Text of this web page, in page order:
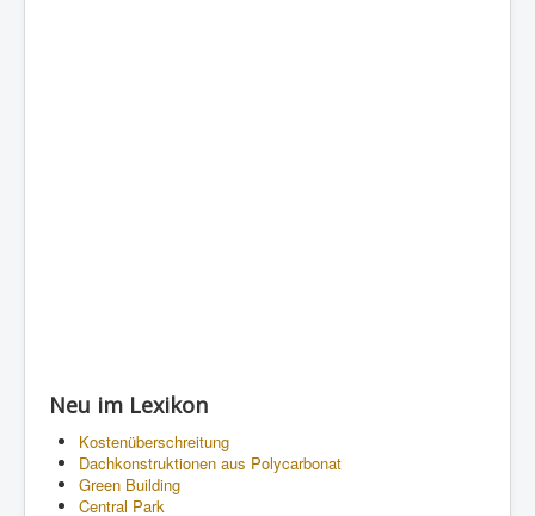
Neu im Lexikon
Kostenüberschreitung
Dachkonstruktionen aus Polycarbonat
Green Building
Central Park